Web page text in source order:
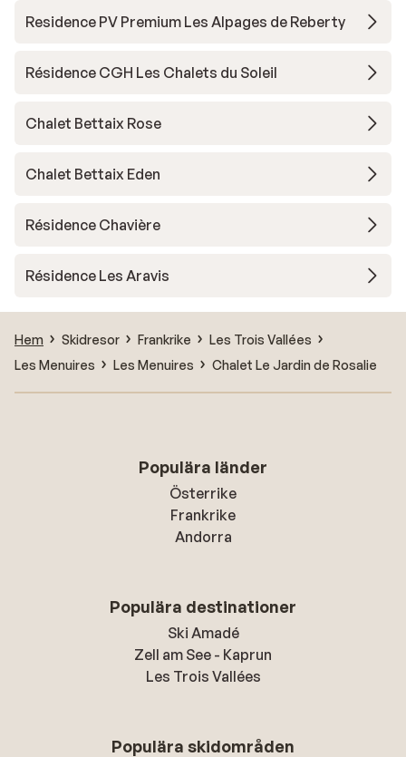
Residence PV Premium Les Alpages de Reberty
Résidence CGH Les Chalets du Soleil
Chalet Bettaix Rose
Chalet Bettaix Eden
Résidence Chavière
Résidence Les Aravis
Hem Skidresor Frankrike
Les Trois Vallées
Les Menuires
Les Menuires Chalet Le Jardin de Rosalie
Populära länder
Österrike
Frankrike
Andorra
Populära destinationer
Ski Amadé
Zell am See - Kaprun
Les Trois Vallées
Populära skidområden